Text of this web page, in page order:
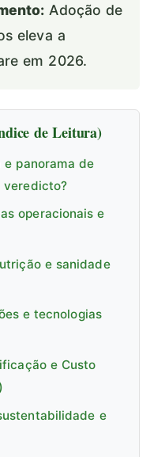
Adoção de
eleva a
em 2026.
de Leitura)
panorama de
veredicto?
operacionais e
e sanidade
e tecnologias
e Custo
e